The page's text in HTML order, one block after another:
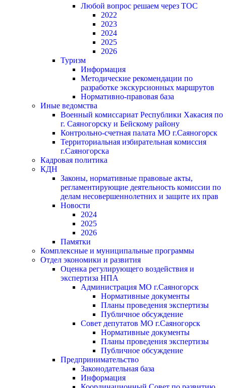
Любой вопрос решаем через ТОС
2022
2023
2024
2025
2026
Туризм
Информация
Методические рекомендации по
разработке экскурсионных маршрутов
Нормативно-правовая база
Иные ведомства
Военный комиссариат Республики Хакасия по
г. Саяногорску и Бейскому району
Контрольно-счетная палата МО г.Саяногорск
Территориальная избирательная комиссия
г.Саяногорска
Кадровая политика
КДН
Законы, нормативные правовые акты,
регламентирующие деятельность комиссии по
делам несовершеннолетних и защите их прав
Новости
2024
2025
2026
Памятки
Комплексные и муниципальные программы
Отдел экономики и развития
Оценка регулирующего воздействия и
экспертиза НПА
Администрация МО г.Саяногорск
Нормативные документы
Планы проведения экспертизы
Публичное обсуждение
Совет депутатов МО г.Саяногорск
Нормативные документы
Планы проведения экспертизы
Публичное обсуждение
Предпринимательство
Законодательная база
Информация